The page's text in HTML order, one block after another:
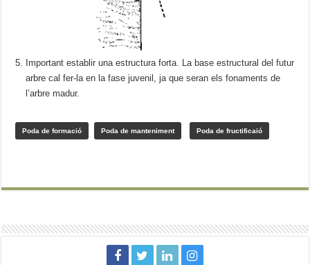
Important establir una estructura forta. La base estructural del futur
arbre cal fer-la en la fase juvenil, ja que seran els fonaments de
l’arbre madur.
Poda de formació Poda de manteniment Poda de fructificaió